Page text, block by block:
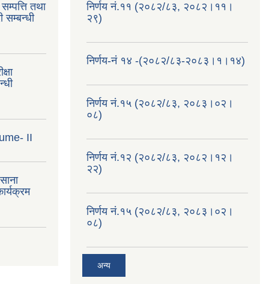
तथा
सम्बन्धी
II
निर्णय नं.११ (२०८२/८३, २०८२।११।
२९)
निर्णय-नं १४ -(२०८२/८३-२०८३।१।१४)
निर्णय नं.१५ (२०८२/८३, २०८३।०२।
०८)
निर्णय नं.१२ (२०८२/८३, २०८२।१२।
२२)
निर्णय नं.१५ (२०८२/८३, २०८३।०२।
०८)
अन्य